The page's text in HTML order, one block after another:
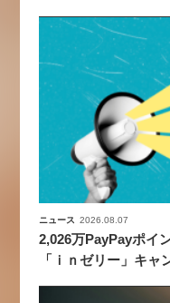
ニュース 2026.08.07
2,026万PayPayポイ
「ｉｎゼリー」キャ